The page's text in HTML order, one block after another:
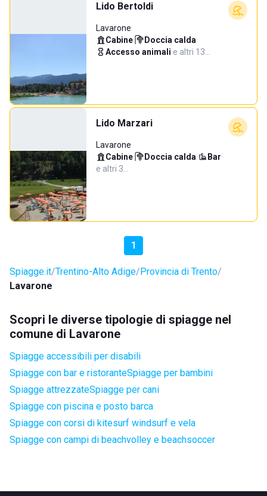
Lido Bertoldi
Lavarone
Cabine· Doccia calda·
Accesso animali·e altri 13…
Lido Marzari
Lavarone
Cabine· Doccia calda· Bar·
e altri 3…
1
Spiagge.it Trentino-Alto Adige Provincia di Trento
Lavarone
Scopri le diverse tipologie di spiagge nel
comune di Lavarone
Spiagge accessibili per disabili
Spiagge con bar e ristoranteSpiagge per bambini
Spiagge attrezzateSpiagge per cani
Spiagge con piscina e posto barca
Spiagge con corsi di kitesurf windsurf e vela
Spiagge con campi di beachvolley e beachsoccer